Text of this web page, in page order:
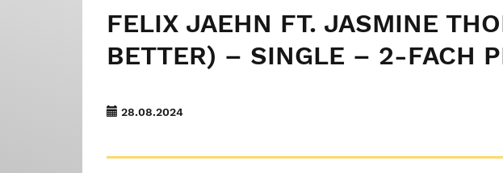
FELIX JAEHN FT. JASMINE
BETTER) – SINGLE – 2-FACH
28.08.2024